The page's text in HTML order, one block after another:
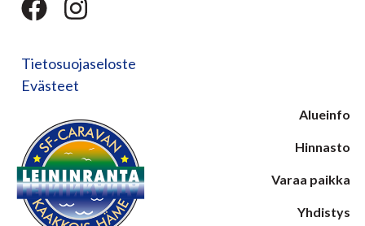
Tietosuojaseloste
Evästeet
Alueinfo
Hinnasto
Varaa paikka
Yhdistys